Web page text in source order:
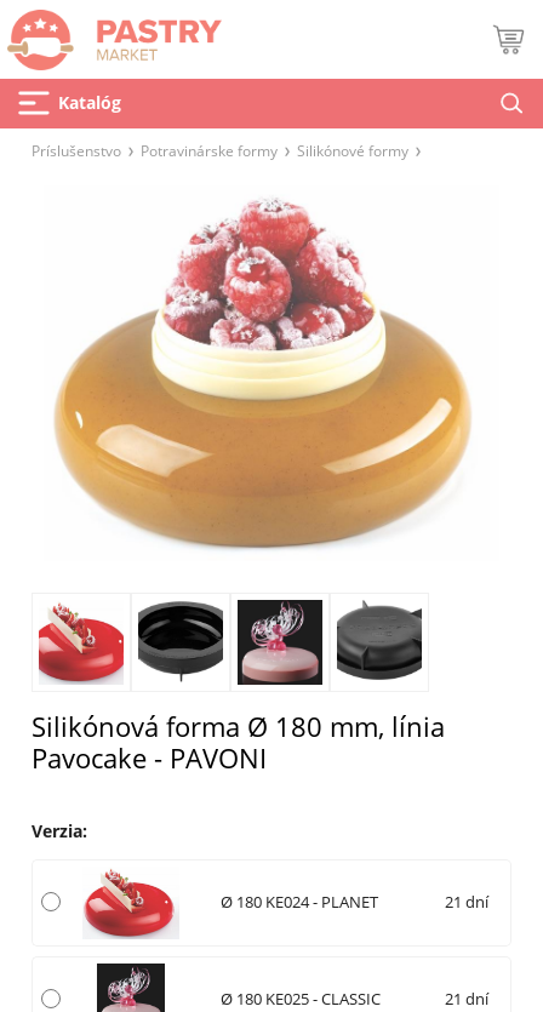
Katalóg
Príslušenstvo Potravinárske formy Silikónové formy
Silikónová forma Ø 180 mm, línia
Pavocake - PAVONI
Verzia:
Ø 180 KE024 - PLANET 21 dní
Ø 180 KE025 - CLASSIC 21 dní